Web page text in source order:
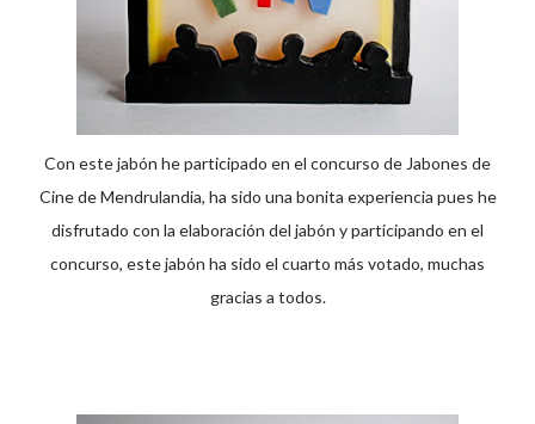
Con este jabón he participado en el concurso de Jabones de
Cine de Mendrulandia, ha sido una bonita experiencia pues he
disfrutado con la elaboración del jabón y participando en el
concurso, este jabón ha sido el cuarto más votado, muchas
gracias a todos.